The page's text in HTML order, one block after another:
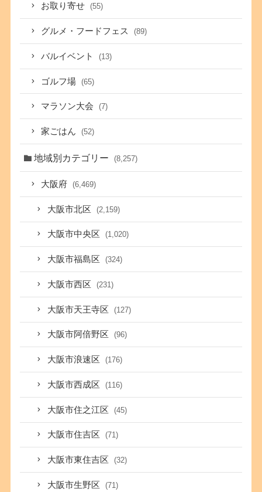
お取り寄せ (55)
グルメ・フードフェス (89)
バルイベント (13)
ゴルフ場 (65)
マラソン大会 (7)
家ごはん (52)
地域別カテゴリー (8,257)
大阪府 (6,469)
大阪市北区 (2,159)
大阪市中央区 (1,020)
大阪市福島区 (324)
大阪市西区 (231)
大阪市天王寺区 (127)
大阪市阿倍野区 (96)
大阪市浪速区 (176)
大阪市西成区 (116)
大阪市住之江区 (45)
大阪市住吉区 (71)
大阪市東住吉区 (32)
大阪市生野区 (71)